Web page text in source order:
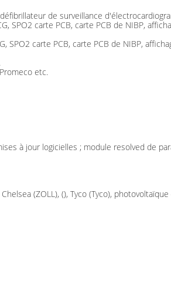
de surveillance
carte PCB, carte PCB de NIBP,
carte PCB, carte PCB de NIBP,
etc.
à jour logicielles ; module resolved de
(ZOLL), (), Tyco (Tyco),